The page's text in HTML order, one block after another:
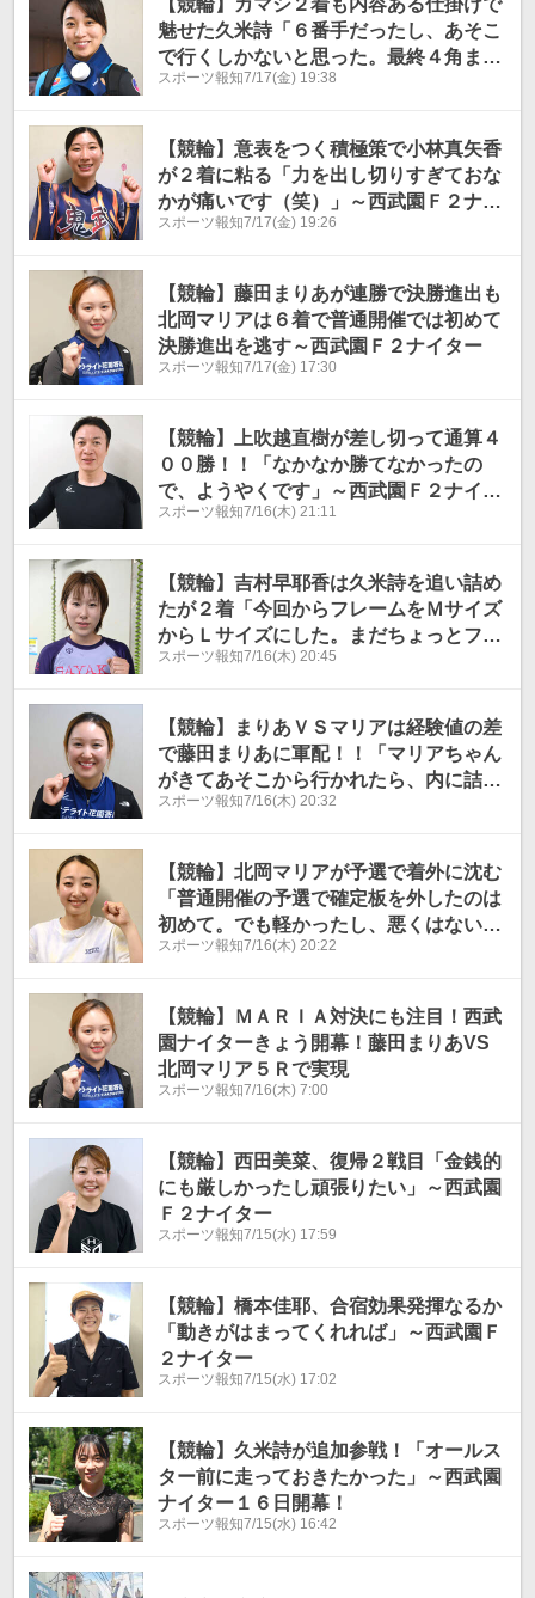
魅せた久米詩「６番手だったし、あそこ
で行くしかないと思った。最終４角まで
にもう少し脚をためられれば」～西武園
スポーツ報知7/17(金) 19:38
【競輪】意表をつく積極策で小林真矢香
が２着に粘る「力を出し切りすぎておな
かが痛いです（笑）」～西武園Ｆ２ナイ
ター
スポーツ報知7/17(金) 19:26
【競輪】藤田まりあが連勝で決勝進出も
北岡マリアは６着で普通開催では初めて
決勝進出を逃す～西武園Ｆ２ナイター
スポーツ報知7/17(金) 17:30
【競輪】上吹越直樹が差し切って通算４
００勝！！「なかなか勝てなかったの
で、ようやくです」～西武園Ｆ２ナイタ
ー
スポーツ報知7/16(木) 21:11
【競輪】吉村早耶香は久米詩を追い詰め
たが２着「今回からフレームをＭサイズ
からＬサイズにした。まだちょっとフレ
ームに負けている感じ」～西武園Ｆ２ナ
スポーツ報知7/16(木) 20:45
【競輪】まりあＶＳマリアは経験値の差
で藤田まりあに軍配！！「マリアちゃん
がきてあそこから行かれたら、内に詰ま
って何もできなくなると思って。内から
方」～西武園Ｆ２ナイター
スポーツ報知7/16(木) 20:32
【競輪】北岡マリアが予選で着外に沈む
「普通開催の予選で確定板を外したのは
初めて。でも軽かったし、悪くはない」
～西武園Ｆ２ナイター
スポーツ報知7/16(木) 20:22
【競輪】ＭＡＲＩＡ対決にも注目！西武
園ナイターきょう開幕！藤田まりあVS
北岡マリア５Ｒで実現
スポーツ報知7/16(木) 7:00
【競輪】西田美菜、復帰２戦目「金銭的
にも厳しかったし頑張りたい」～西武園
Ｆ２ナイター
スポーツ報知7/15(水) 17:59
【競輪】橋本佳耶、合宿効果発揮なるか
「動きがはまってくれれば」～西武園Ｆ
２ナイター
スポーツ報知7/15(水) 17:02
【競輪】久米詩が追加参戦！「オールス
ター前に走っておきたかった」～西武園
ナイター１６日開幕！
スポーツ報知7/15(水) 16:42